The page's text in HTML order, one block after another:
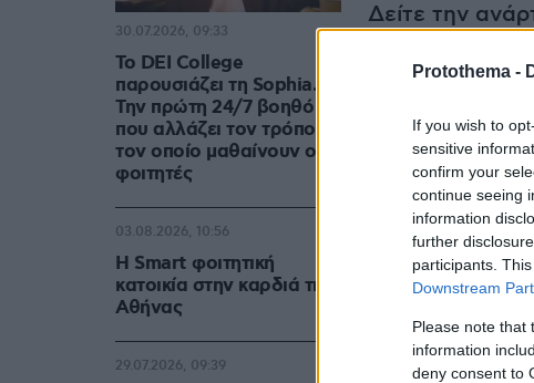
Protothema -
If you wish to
sensitive
confirm your
continue seeing
information
further
participants.
Downstream
Please note that
information
deny consent to
Δείτε την
Το DEI College
παρουσιάζει τη Sophia.
Την πρώτη 24/7 βοηθό AI
που αλλάζει τον τρόπο με
τον οποίο μαθαίνουν οι
φοιτητές
30.07.2026, 09:33
Η Smart φοιτητική
κατοικία στην καρδιά της
Αθήνας
03.08.2026, 10:56
29.07.2026, 09:39